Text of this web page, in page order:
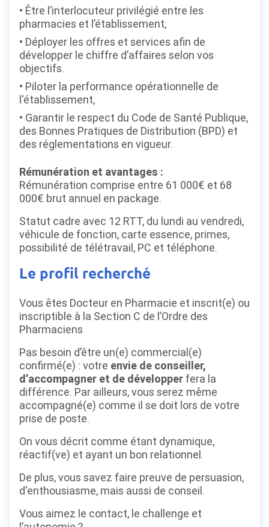
Être l’interlocuteur privilégié entre les
pharmacies et l’établissement,
Déployer les offres et services afin de
développer le chiffre d’affaires selon vos
objectifs.
Piloter la performance opérationnelle de
l'établissement,
Garantir le respect du Code de Santé Publique,
des Bonnes Pratiques de Distribution (BPD) et
des réglementations en vigueur.
Rémunération et avantages :
Rémunération comprise entre 61 000€ et 68
000€ brut annuel en package.
Statut cadre avec 12 RTT, du lundi au vendredi,
véhicule de fonction, carte essence, primes,
possibilité de télétravail, PC et téléphone.
Le profil recherché
Vous êtes Docteur en Pharmacie et inscrit(e) ou
inscriptible à la Section C de l’Ordre des
Pharmaciens
Pas besoin d’être un(e) commercial(e)
confirmé(e) : votre envie de conseiller,
d’accompagner et de développer fera la
différence. Par ailleurs, vous serez même
accompagné(e) comme il se doit lors de votre
prise de poste.
On vous décrit comme étant dynamique,
réactif(ve) et ayant un bon relationnel.
De plus, vous savez faire preuve de persuasion,
d'enthousiasme, mais aussi de conseil.
Vous aimez le contact, le challenge et